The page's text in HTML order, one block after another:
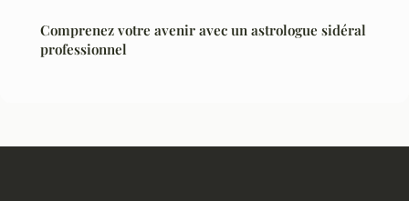
Comprenez votre avenir avec un astrologue sidéral
professionnel